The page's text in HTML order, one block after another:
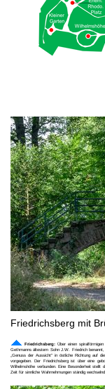
Friedrichsberg mit
Friedrichsberg: Über einen
Gethmanns ältestem Sohn J.W. Friedrich
„Genuss der Aussicht" in östliche Richtung auf
vorgegeben. Der Friedrichsberg ist über eine
Wilhelmshöhe verbunden. Eine Besonderheit stellt
Zeit für sinnliche Wahrnehmungen ständig